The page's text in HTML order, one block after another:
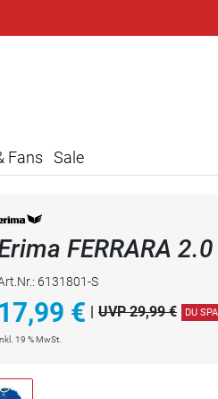
Fans Sale
FERRARA
6131801-S
17,99 € UVP 29,99 € DU
19 % MwSt.